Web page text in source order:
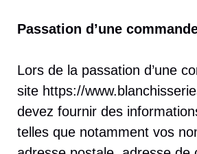
Passation d’une
Lors de la passation d’une
site https://
devez fournir des
telles que notamment vos